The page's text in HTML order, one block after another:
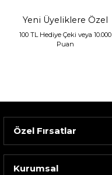
Yeni Üyeliklere Özel
100 TL Hediye Çeki veya 10.000
Puan
Özel Fırsatlar
Kurumsal